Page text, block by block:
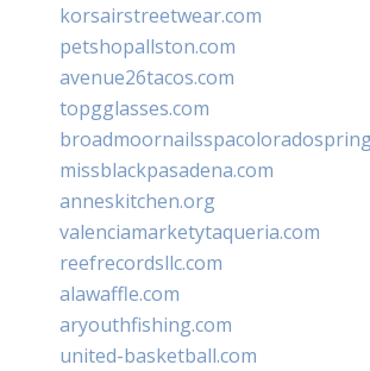
korsairstreetwear.com
petshopallston.com
avenue26tacos.com
topgglasses.com
missblackpasadena.com
anneskitchen.org
valenciamarketytaqueria.com
reefrecordsllc.com
alawaffle.com
aryouthfishing.com
united-basketball.com